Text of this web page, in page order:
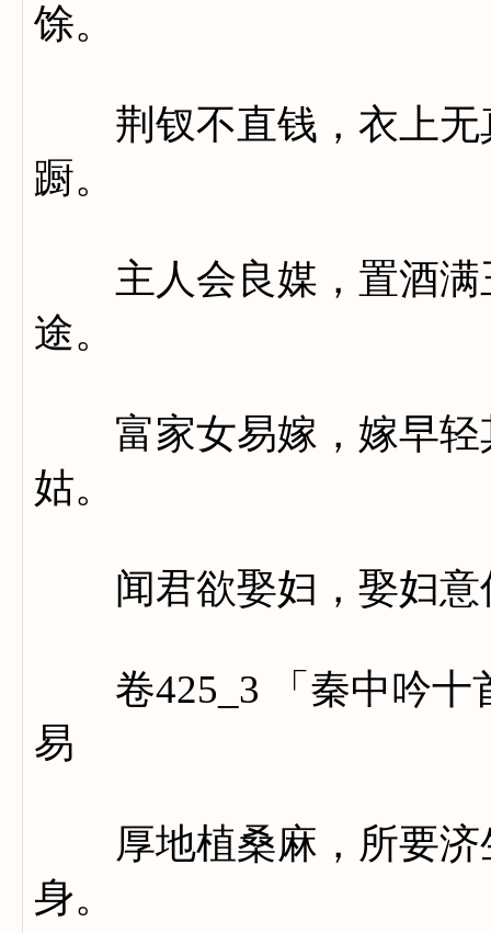
馀。
荆钗不直钱，衣上无
蹰。
主人会良媒，置酒满
途。
富家女易嫁，嫁早轻
姑。
闻君欲娶妇，娶妇意
卷425_3 「秦中吟十
易
厚地植桑麻，所要济
身。